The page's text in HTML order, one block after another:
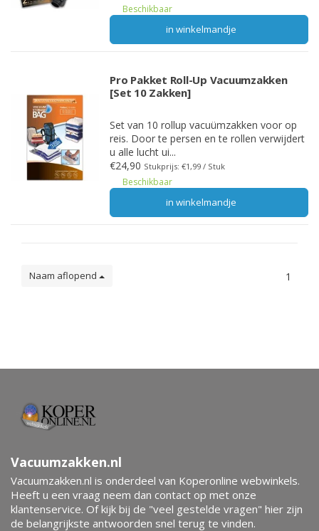
Beschikbaar
in winkelmandje
Pro Pakket Roll-Up Vacuumzakken
[Set 10 Zakken]
Set van 10 rollup vacuümzakken voor op
reis. Door te persen en te rollen verwijdert
u alle lucht ui...
€24,90 Stukprijs: €1,99 / Stuk
Beschikbaar
in winkelmandje
Naam aflopend 1
Vacuumzakken.nl
Vacuumzakken.nl is onderdeel van Koperonline webwinkels.
Heeft u een vraag neem dan contact op met onze
klantenservice. Of kijk bij de "veel gestelde vragen" hier zijn
de belangrijkste antwoorden snel terug te vinden.